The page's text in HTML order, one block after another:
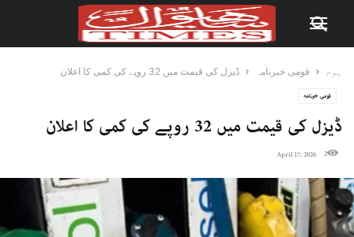
ہوم قومی خبرنامہ ڈیزل کی قیمت میں 32 روپے کی کمی کا اعلان
قومی خبرنامہ
ڈیزل کی قیمت میں 32 روپے کی کمی کا اعلان
April 17, 2026 2